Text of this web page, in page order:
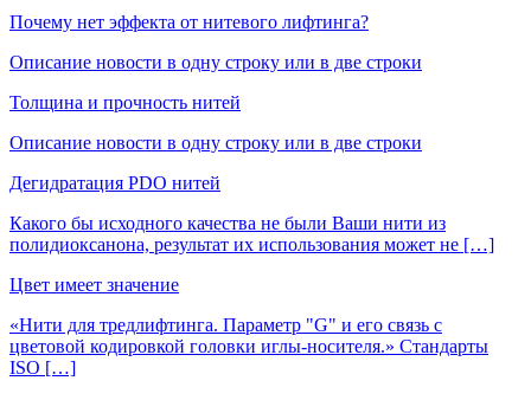
Почему нет эффекта от нитевого лифтинга?
Описание новости в одну строку или в две строки
Толщина и прочность нитей
Описание новости в одну строку или в две строки
Дегидратация PDO нитей
Какого бы исходного качества не были Ваши нити из
полидиоксанона, результат их использования может не […]
Цвет имеет значение
«Нити для тредлифтинга. Параметр "G" и его связь с
цветовой кодировкой головки иглы-носителя.» Стандарты
ISO […]